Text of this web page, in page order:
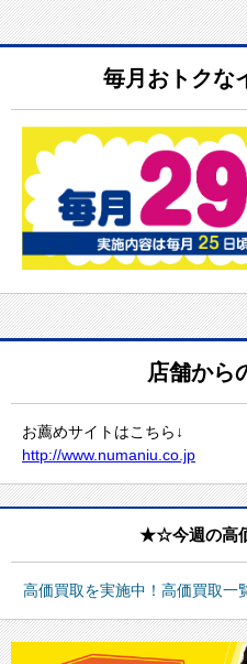
毎月おトクな
店舗から
お薦めサイトはこちら↓
http://www.numaniu.co.jp
★☆今週の高
高価買取を実施中！高価買取一